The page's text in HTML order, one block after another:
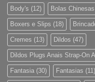
Body's (12) Bolas Chinesas
Boxers e Slips (18)
Cremes (13) Dildos (47)
Dildos Plugs Anais Strap-On
Fantasia (30) Fantasias (11)